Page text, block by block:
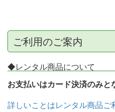
ご利用のご案内
◆レンタル商品について
お支払いはカード決済のみと
詳しいことはレンタル商品